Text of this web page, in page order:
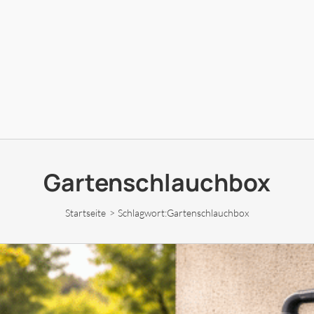
Gartenschlauchbox
Startseite Schlagwort:Gartenschlauchbox